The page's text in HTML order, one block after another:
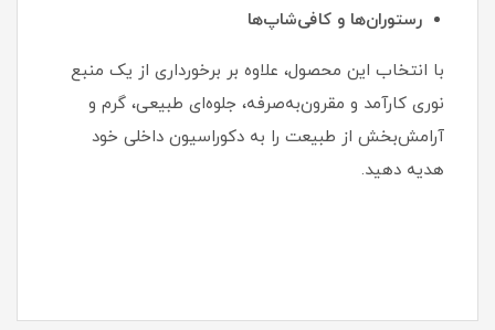
رستوران‌ها و کافی‌شاپ‌ها
با انتخاب این محصول، علاوه بر برخورداری از یک منبع
نوری کارآمد و مقرون‌به‌صرفه، جلوه‌ای طبیعی، گرم و
آرامش‌بخش از طبیعت را به دکوراسیون داخلی خود
هدیه دهید.